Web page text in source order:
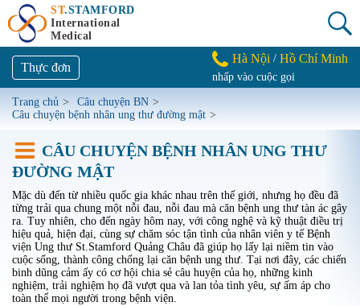
ST.STAMFORD
International
Medical
Thực đơn
Hà Nội / Hồ Chí Minh
nhấp vào cuộc gọi
Trang chủ > Câu chuyện BN >
Câu chuyện bệnh nhân ung thư đường mật >
CÂU CHUYỆN BỆNH NHÂN UNG THƯ
ĐƯỜNG MẬT
Mặc dù đến từ nhiều quốc gia khác nhau trên thế giới, nhưng họ đều đã
từng trải qua chung một nỗi đau, nỗi đau mà căn bệnh ung thư tàn ác gây
ra. Tuy nhiên, cho đến ngày hôm nay, với công nghệ và kỹ thuật điều trị
hiệu quả, hiện đại, cùng sự chăm sóc tận tình của nhân viên y tế Bệnh
viện Ung thư St.Stamford Quảng Châu đã giúp họ lấy lại niềm tin vào
cuộc sống, thành công chống lại căn bệnh ung thư. Tại nơi đây, các chiến
binh dũng cảm ấy có cơ hội chia sẻ câu huyện của họ, những kinh
nghiệm, trải nghiệm họ đã vượt qua và lan tỏa tình yêu, sự ấm áp cho
toàn thể mọi người trong bệnh viện.